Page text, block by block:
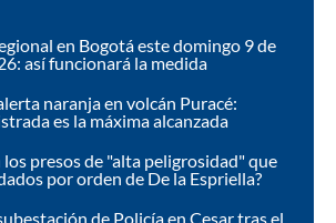
en Bogotá este domingo 9 de
así funcionará la medida
naranja en volcán Puracé:
es la máxima alcanzada
los presos de "alta peligrosidad" que
por orden de De la Espriella?
de Policía en Cesar tras el